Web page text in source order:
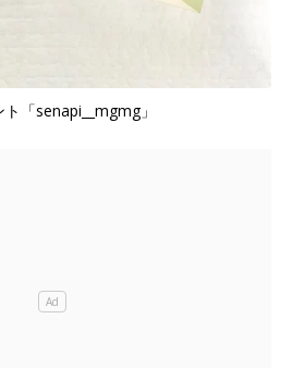
「senapi__mgmg」